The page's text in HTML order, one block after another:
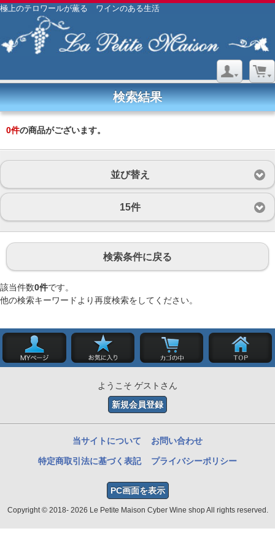
極上のテロワールが薫る ワインのある生活
検索結果
0件の商品がございます。
並び替え
15件
検索条件に戻る
該当件数0件です。
他の検索キーワードより再度検索をしてください。
ようこそ ゲストさん
新規会員登録
当サイトについて お問い合わせ
特定商取引法に基づく表記 プライバシーポリシー
PC画面を表示
Copyright © 2018- 2026 Le Petite Maison Cyber Wine shop All rights reserved.